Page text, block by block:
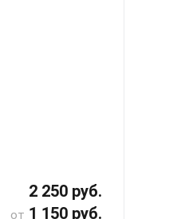
2 250 руб.
от 1 150 руб.